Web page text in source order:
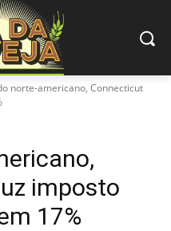
norte-americano, Connecticut
imposto
17%